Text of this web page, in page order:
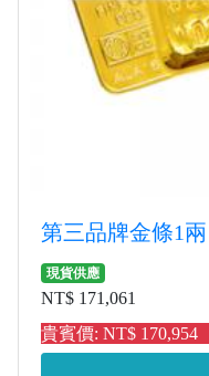
第三品牌金條1兩
現貨供應
NT$ 171,061
貴賓價: NT$ 170,954